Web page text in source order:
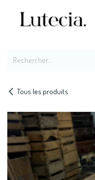
Tous les produits